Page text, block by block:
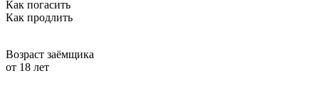
Как погасить
Как продлить
Возраст заёмщика
от 18 лет